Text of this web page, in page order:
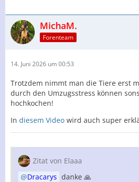
MichaM.
Forenteam
14. Juni 2026 um 00:53
Trotzdem nimmt man die Tiere erst
durch den Umzugsstress können
hochkochen!
In diesem Video wird auch super
Zitat von Elaaa
Dracarys danke 🙏